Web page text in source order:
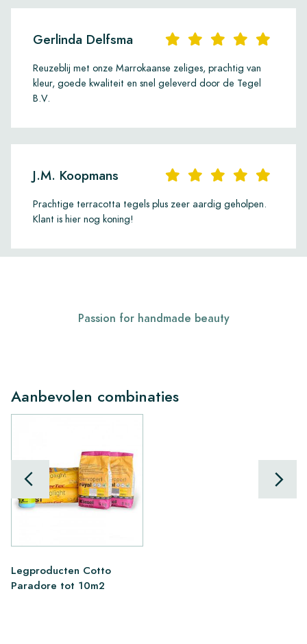
Gerlinda Delfsma
Reuzeblij met onze Marrokaanse zeliges, prachtig van
kleur, goede kwaliteit en snel geleverd door de Tegel
B.V.
J.M. Koopmans
Prachtige terracotta tegels plus zeer aardig geholpen.
Klant is hier nog koning!
Passion for handmade beauty
Aanbevolen combinaties
Legproducten Cotto
Paradore tot 10m2